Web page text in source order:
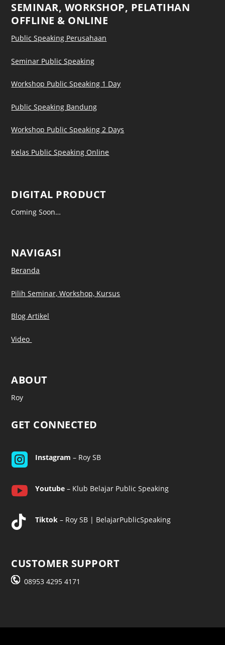
SEMINAR, WORKSHOP, PELATIHAN
OFFLINE & ONLINE
Public Speaking Perusahaan
Seminar Public Speaking
Workshop Public Speaking 1 Day
Public Speaking Bandung
Workshop Public Speaking 2 Days
Kelas Public Speaking Online
DIGITAL PRODUCT
Coming Soon…
NAVIGASI
Beranda
Pilih Seminar, Workshop, Kursus
Blog Artikel
Video
ABOUT
Roy
GET CONNECTED
 Instagram – Roy SB
 Youtube– Klub Belajar Public Speaking
 Tiktok– Roy SB | BelajarPublicSpeaking
CUSTOMER SUPPORT
08953 4295 4171